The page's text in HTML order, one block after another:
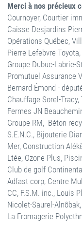
Merci à nos précieux
Cournoyer, Courtier
Caisse Desjardins
Opérations Québec,
Pierre Lefebvre
Groupe Dubuc-Labrie-
Promutuel Assurance
Bernard Émond -
Chauffage Sorel-
Fermes JN
Groupe RM, Béton
S.E.N.C., Bijouterie
Mer, Construction
Ltée, Ozone Plus,
Club de golf
Adfast corp, Centre
CC, F.S.M. inc., Louis
Nicolet-Saurel-
La Fromagerie